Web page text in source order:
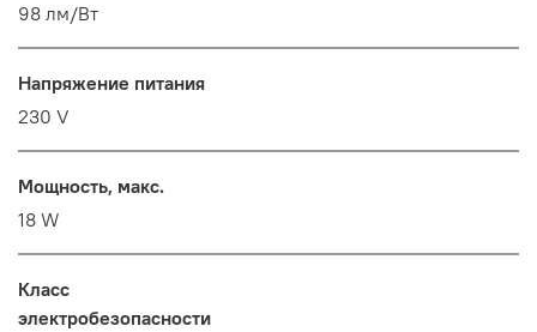
98 лм/Вт
Напряжение питания
230 V
Мощность, макс.
18 W
Класс
электробезопасности